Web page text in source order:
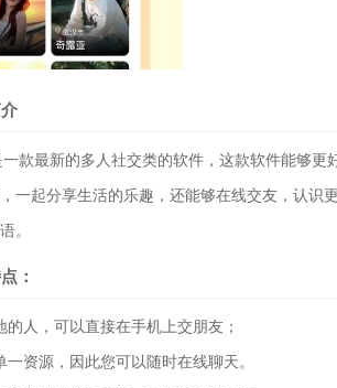
最新的多人社交类的软件，这款软件能够更
一起分享生活的乐趣，还能够在线交友，认识
。
：
人，可以直接在手机上交朋友；
资源，因此您可以随时在线聊天。